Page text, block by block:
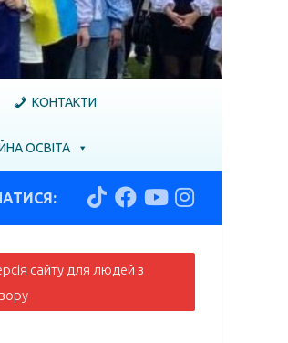
КОНТАКТИ
ОСВІТА
сайту для людей з